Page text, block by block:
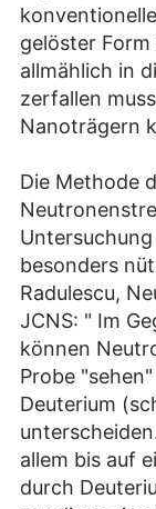
gelöster
allmählich in
zerfallen
Nanoträgern
Die Methode
besonders
Radulescu,
JCNS: " Im
können
Probe
Deuterium
allem bis auf
durch